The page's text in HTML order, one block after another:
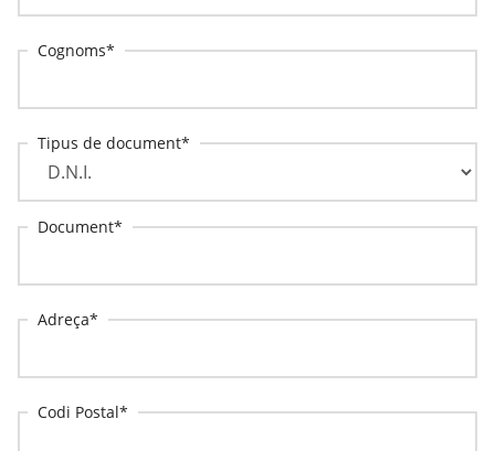
Cognoms
Tipus de document
Document
Adreça
Codi Postal